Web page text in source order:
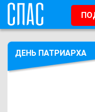
ДЕНЬ ПАТРИАРХА